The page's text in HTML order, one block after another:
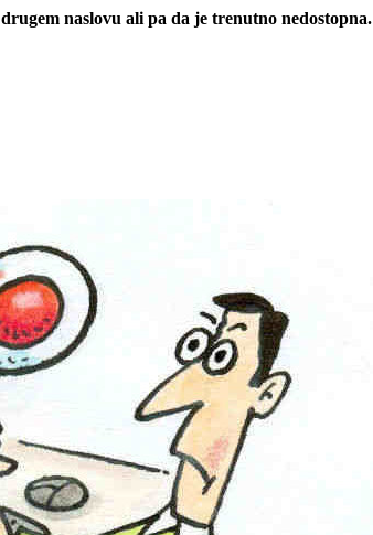
naslovu ali pa da je trenutno nedostopna.